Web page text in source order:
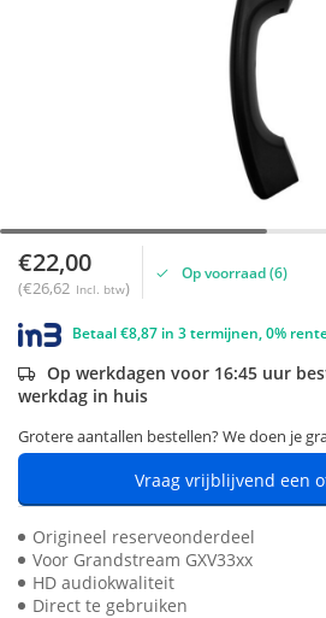
€22,00
(€26,62 Incl. btw)
Op voorraad (6)
Betaal €8,87 in 3 termijnen, 0%
Op werkdagen voor 16:45 uur
werkdag in huis
Grotere aantallen bestellen? We doen je
Vraag vrijblijvend een
Origineel reserveonderdeel
Voor Grandstream GXV33xx
HD audiokwaliteit
Direct te gebruiken